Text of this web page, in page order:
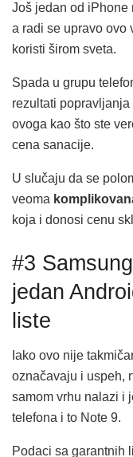
Još jedan od iPhone
a radi se upravo ovo
koristi širom sveta.
Spada u grupu
rezultati
ovoga kao što ste
cena sanacije.
U slučaju da se
veoma
koja i donosi cenu
#3
jedan
liste
Iako ovo nije
označavaju i uspeh,
samom vrhu nalazi i
telefona i to Note 9.
Podaci sa garantnih